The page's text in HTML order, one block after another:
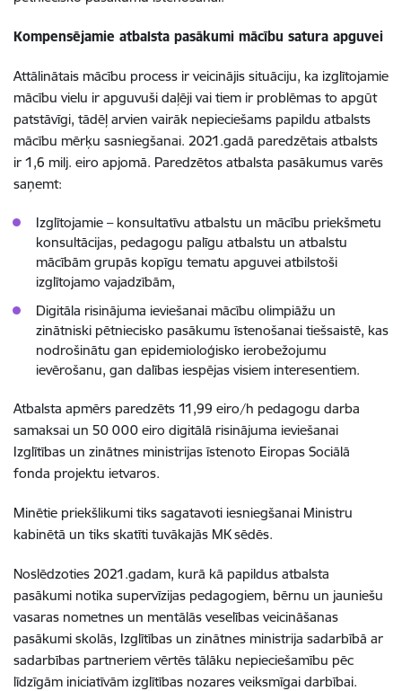
Kompensējamie atbalsta pasākumi mācību satura apguvei
Attālinātais mācību process ir veicinājis situāciju, ka izglītojamie
mācību vielu ir apguvuši daļēji vai tiem ir problēmas to apgūt
patstāvīgi, tādēļ arvien vairāk nepieciešams papildu atbalsts
mācību mērķu sasniegšanai. 2021.gadā paredzētais atbalsts
ir 1,6 milj. eiro apjomā. Paredzētos atbalsta pasākumus varēs
saņemt:
Izglītojamie – konsultatīvu atbalstu un mācību priekšmetu
konsultācijas, pedagogu palīgu atbalstu un atbalstu
mācībām grupās kopīgu tematu apguvei atbilstoši
izglītojamo vajadzībām,
Digitāla risinājuma ieviešanai mācību olimpiāžu un
zinātniski pētniecisko pasākumu īstenošanai tiešsaistē, kas
nodrošinātu gan epidemioloģisko ierobežojumu
ievērošanu, gan dalības iespējas visiem interesentiem.
Atbalsta apmērs paredzēts 11,99 eiro/h pedagogu darba
samaksai un 50 000 eiro digitālā risinājuma ieviešanai
Izglītības un zinātnes ministrijas īstenoto Eiropas Sociālā
fonda projektu ietvaros.
Minētie priekšlikumi tiks sagatavoti iesniegšanai Ministru
kabinētā un tiks skatīti tuvākajās MK sēdēs.
Noslēdzoties 2021.gadam, kurā kā papildus atbalsta
pasākumi notika supervīzijas pedagogiem, bērnu un jauniešu
vasaras nometnes un mentālās veselības veicināšanas
pasākumi skolās, Izglītības un zinātnes ministrija sadarbībā ar
sadarbības partneriem vērtēs tālāku nepieciešamību pēc
līdzīgām iniciatīvām izglītības nozares veiksmīgai darbībai.